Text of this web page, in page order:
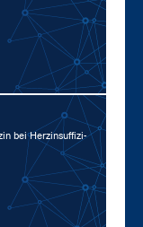
bei Herz­in­suf­fi­zi­